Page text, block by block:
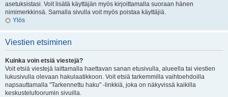
asetuksistasi. Voit lisätä käyttäjän myös kirjoittamalla suoraan hänen
nimimerkkinsä. Samalla sivulla voit myös poistaa käyttäjiä.
Ylös
Viestien etsiminen
Kuinka voin etsiä viestejä?
Voit etsiä viestejä laittamalla haettavan sanan etusivulla, alueella tai viestien
lukusivulla olevaan hakulaatikkoon. Voit etsiä tarkemmilla vaihtoehdoilla
napsauttamalla "Tarkennettu haku" -linkkiä, joka on näkyvissä kaikilla
keskustelufoorumin sivuilla.